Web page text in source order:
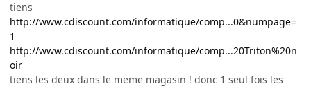
tiens
http://www.cdiscount.com/informatique/comp...0&numpage=
1
http://www.cdiscount.com/informatique/comp...20Triton%20n
oir
tiens les deux dans le meme magasin ! donc 1 seul fois les